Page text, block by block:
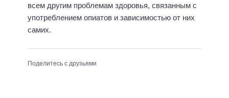
всем другим проблемам здоровья, связанным с
употреблением опиатов и зависимостью от них
самих.
Поделитесь с друзьями